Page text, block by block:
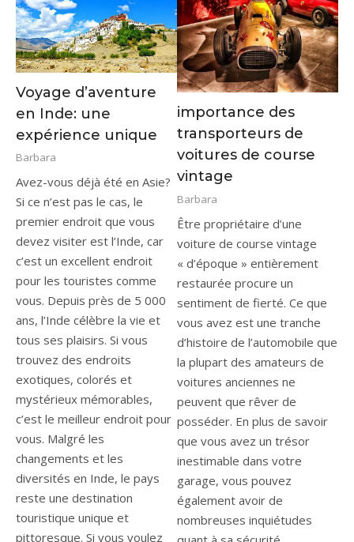
Voyage d’aventure
en Inde: une
expérience unique
Barbara
Avez-vous déjà été en Asie?
Si ce n’est pas le cas, le
premier endroit que vous
devez visiter est l’Inde, car
c’est un excellent endroit
pour les touristes comme
vous. Depuis près de 5 000
ans, l’Inde célèbre la vie et
tous ses plaisirs. Si vous
trouvez des endroits
exotiques, colorés et
mystérieux mémorables,
c’est le meilleur endroit pour
vous. Malgré les
changements et les
diversités en Inde, le pays
reste une destination
touristique unique et
pittoresque. Si vous voulez
importance des
transporteurs de
voitures de course
vintage
Barbara
Être propriétaire d’une
voiture de course vintage
« d’époque » entièrement
restaurée procure un
sentiment de fierté. Ce que
vous avez est une tranche
d’histoire de l’automobile que
la plupart des amateurs de
voitures anciennes ne
peuvent que rêver de
posséder. En plus de savoir
que vous avez un trésor
inestimable dans votre
garage, vous pouvez
également avoir de
nombreuses inquiétudes